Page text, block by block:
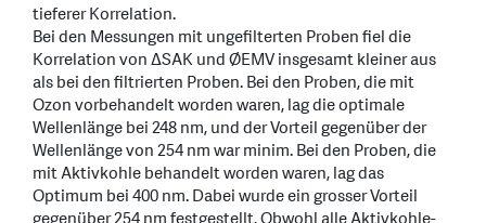
tieferer Korrelation.
Bei den Messungen mit ungefilterten Proben fiel die
Korrelation von ΔSAK und ØEMV insgesamt kleiner aus
als bei den filtrierten Proben. Bei den Proben, die mit
Ozon vorbehandelt worden waren, lag die optimale
Wellenlänge bei 248 nm, und der Vorteil gegenüber der
Wellenlänge von 254 nm war minim. Bei den Proben, die
mit Aktivkohle behandelt worden waren, lag das
Optimum bei 400 nm. Dabei wurde ein grosser Vorteil